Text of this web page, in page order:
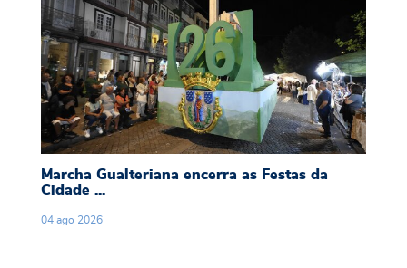
Marcha Gualteriana encerra as Festas da
Cidade ...
04 ago 2026